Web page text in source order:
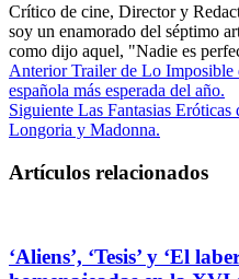
Crítico de cine, Director y
soy un enamorado del séptimo
como dijo aquel, "Nadie es
AnteriorTrailer de Lo Imposible
española más esperada del año.
Siguiente Las Fantasias Eróticas
Longoria y Madonna.
Artículos relacionados
‘Aliens’, ‘Tesis’ y ‘El